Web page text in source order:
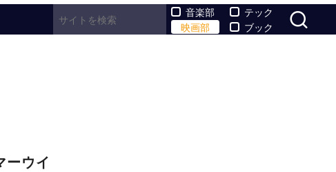
音楽部
映画部
テック
ブック
ーウイ